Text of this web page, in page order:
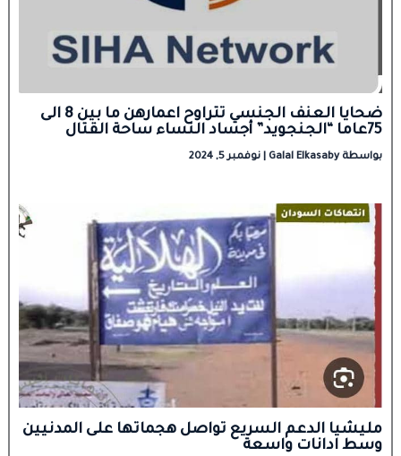
ضحايا العنف الجنسي تتراوح اعمارهن ما بين 8 الى
75عاما “الجنجويد” أجساد النساء ساحة القتال
بواسطة Galal Elkasaby نوفمبر 5, 2024
مليشيا الدعم السريع تواصل هجماتها على المدنيين
وسط ادانات واسعة